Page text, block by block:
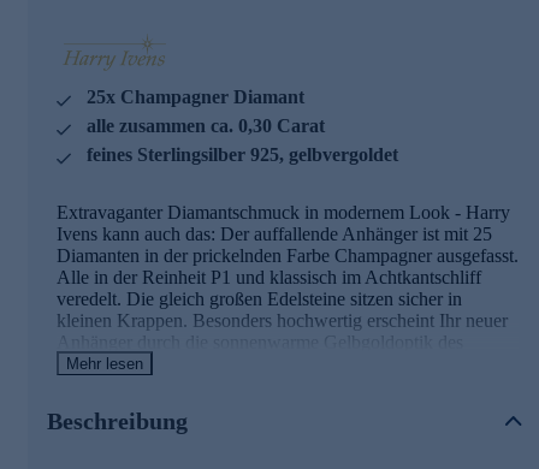
25x Champagner Diamant
alle zusammen ca. 0,30 Carat
feines Sterlingsilber 925, gelbvergoldet
Extravaganter Diamantschmuck in modernem Look - Harry
Ivens kann auch das: Der auffallende Anhänger ist mit 25
Diamanten in der prickelnden Farbe Champagner ausgefasst.
Alle in der Reinheit P1 und klassisch im Achtkantschliff
veredelt. Die gleich großen Edelsteine sitzen sicher in
kleinen Krappen. Besonders hochwertig erscheint Ihr neuer
Anhänger durch die sonnenwarme Gelbgoldoptik des
Edelmetalls. Tatsächlich handelt es sich bei der Legierung
Mehr lesen
Beschreibung